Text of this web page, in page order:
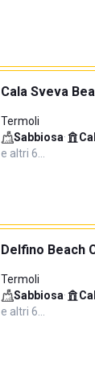
Cala Sveva
Termoli
Sabbiosa·
e altri 6…
Delfino Beach
Termoli
Sabbiosa·
e altri 6…